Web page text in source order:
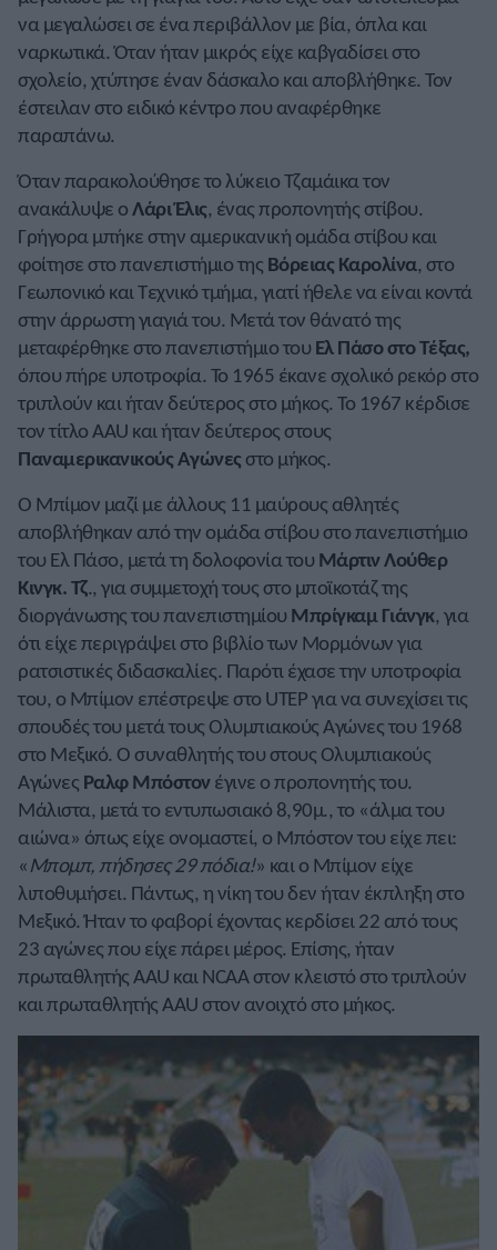
να μεγαλώσει σε ένα περιβάλλον με βία, όπλα και
ναρκωτικά. Όταν ήταν μικρός είχε καβγαδίσει στο
σχολείο, χτύπησε έναν δάσκαλο και αποβλήθηκε. Τον
έστειλαν στο ειδικό κέντρο που αναφέρθηκε
παραπάνω.
Όταν παρακολούθησε το λύκειο Τζαμάικα τον
ανακάλυψε οΛάρι Έλις, ένας προπονητής στίβου.
Γρήγορα μπήκε στην αμερικανική ομάδα στίβου και
φοίτησε στο πανεπιστήμιο της Βόρειας Καρολίνα, στο
Γεωπονικό και Τεχνικό τμήμα, γιατί ήθελε να είναι κοντά
στην άρρωστη γιαγιά του. Μετά τον θάνατό της
μεταφέρθηκε στο πανεπιστήμιο του Ελ Πάσο στο Τέξας,
όπου πήρε υποτροφία. Το 1965 έκανε σχολικό ρεκόρ στο
τριπλούν και ήταν δεύτερος στο μήκος. Το 1967 κέρδισε
τον τίτλο AAU και ήταν δεύτερος στους
Παναμερικανικούς Αγώνεςστο μήκος.
Ο Μπίμον μαζί με άλλους 11 μαύρους αθλητές
αποβλήθηκαν από την ομάδα στίβου στο πανεπιστήμιο
του Ελ Πάσο, μετά τη δολοφονία του Μάρτιν Λούθερ
Κινγκ. Τζ., για συμμετοχή τους στο μποϊκοτάζ της
διοργάνωσης του πανεπιστημίου Μπρίγκαμ Γιάνγκ, για
ότι είχε περιγράψει στο βιβλίο των Μορμόνων για
ρατσιστικές διδασκαλίες. Παρότι έχασε την υποτροφία
του, ο Μπίμον επέστρεψε στο UTEP για να συνεχίσει τις
σπουδές του μετά τους Ολυμπιακούς Αγώνες του 1968
στο Μεξικό. Ο συναθλητής του στους Ολυμπιακούς
Αγώνες Ραλφ Μπόστονέγινε ο προπονητής του.
Μάλιστα, μετά το εντυπωσιακό 8,90μ., το «άλμα του
αιώνα» όπως είχε ονομαστεί, ο Μπόστον του είχε πει:
«Μπομπ, πήδησες 29 πόδια!» και ο Μπίμον είχε
λιποθυμήσει. Πάντως, η νίκη του δεν ήταν έκπληξη στο
Μεξικό. Ήταν το φαβορί έχοντας κερδίσει 22 από τους
23 αγώνες που είχε πάρει μέρος. Επίσης, ήταν
πρωταθλητής AAU και NCAA στον κλειστό στο τριπλούν
και πρωταθλητής AAU στον ανοιχτό στο μήκος.